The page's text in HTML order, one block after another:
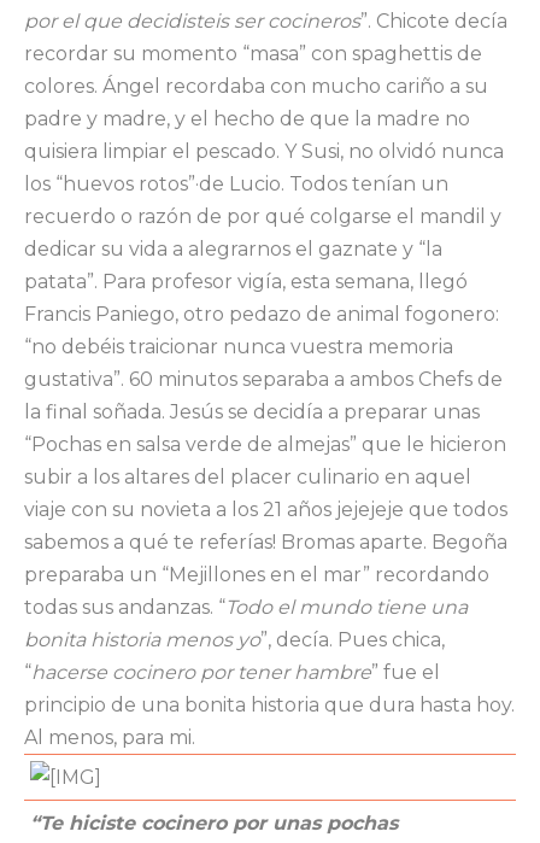
por el que decidisteis ser cocineros”. Chicote decía
recordar su momento “masa” con spaghettis de
colores. Ángel recordaba con mucho cariño a su
padre y madre, y el hecho de que la madre no
quisiera limpiar el pescado. Y Susi, no olvidó nunca
los “huevos rotos”·de Lucio. Todos tenían un
recuerdo o razón de por qué colgarse el mandil y
dedicar su vida a alegrarnos el gaznate y “la
patata”. Para profesor vigía, esta semana, llegó
Francis Paniego, otro pedazo de animal fogonero:
“no debéis traicionar nunca vuestra memoria
gustativa”. 60 minutos separaba a ambos Chefs de
la final soñada. Jesús se decidía a preparar unas
“Pochas en salsa verde de almejas” que le hicieron
subir a los altares del placer culinario en aquel
viaje con su novieta a los 21 años jejejeje que todos
sabemos a qué te referías! Bromas aparte. Begoña
preparaba un “Mejillones en el mar” recordando
todas sus andanzas. “Todo el mundo tiene una
bonita historia menos yo”, decía. Pues chica,
“hacerse cocinero por tener hambre” fue el
principio de una bonita historia que dura hasta hoy.
Al menos, para mi.
“Te hiciste cocinero por unas pochas